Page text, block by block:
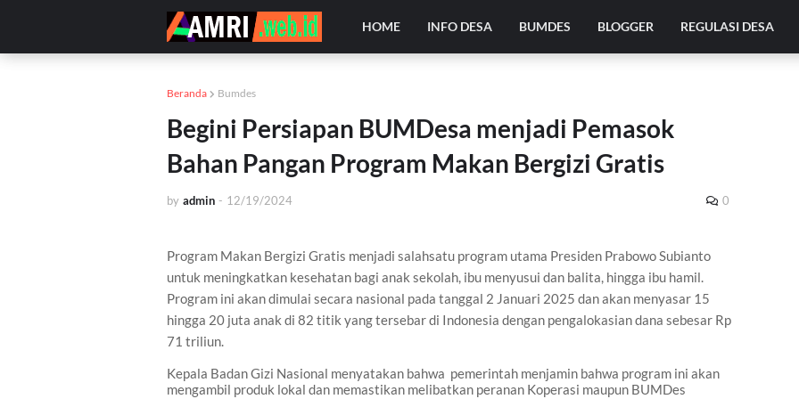
HOME INFO DESA BUMDES BLOGGER REGULASI DESA
Beranda Bumdes
Begini Persiapan BUMDesa menjadi Pemasok
Bahan Pangan Program Makan Bergizi Gratis
by admin - 12/19/2024 0
Program Makan Bergizi Gratis menjadi salahsatu program utama Presiden Prabowo Subianto
untuk meningkatkan kesehatan bagi anak sekolah, ibu menyusui dan balita, hingga ibu hamil.
Program ini akan dimulai secara nasional pada tanggal 2 Januari 2025 danakan menyasar 15
hingga 20 juta anak di 82 titik yang tersebar di Indonesia dengan pengalokasian dana sebesar Rp
71 triliun.
Kepala Badan Gizi Nasional menyatakan bahwa pemerintah menjamin bahwa program ini akan
mengambil produk lokal dan memastikan melibatkan peranan Koperasi maupun BUMDes